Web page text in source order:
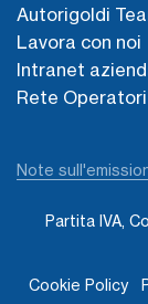
Autorigoldi
Lavora con noi
Intranet
Rete Operatori
Note
Partita IVA,
Cookie Policy